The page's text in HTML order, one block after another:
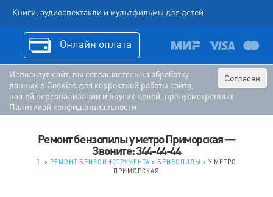
Книги, аудиоспектакли и мультфильмы для детей
Онлайн оплата
Согласен
Используя сайт, вы соглашаетесь на обработку
данных в Cookies для корректной работы сайта,
вашей персонализации и других целей, предусмотренных
Политикой конфиденциальности
Ремонт бензопилы у метро Приморская —
Звоните: 344-44-44
> РЕМОНТ БЕНЗОИНСТРУМЕНТА > БЕНЗОПИЛЫ >У МЕТРО
ПРИМОРСКАЯ